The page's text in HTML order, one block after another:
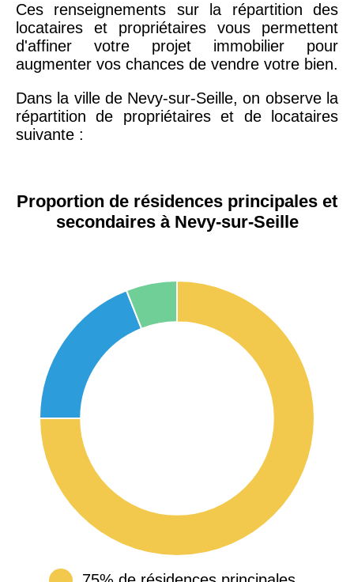
Ces renseignements sur la répartition des
locataires et propriétaires vous permettent
d'affiner votre projet immobilier pour
augmenter vos chances de vendre votre bien.
Dans la ville de Nevy-sur-Seille, on observe la
répartition de propriétaires et de locataires
suivante :
Proportion de résidences principales et
secondaires à Nevy-sur-Seille